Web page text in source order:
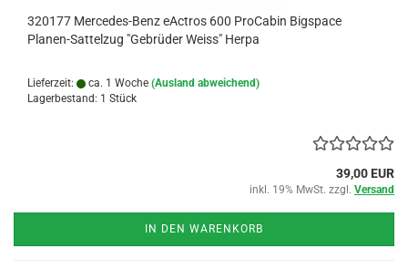
320177 Mercedes-Benz eActros 600 ProCabin Bigspace
Planen-Sattelzug "Gebrüder Weiss" Herpa
Lieferzeit: ca. 1 Woche (Ausland abweichend)
Lagerbestand: 1 Stück
39,00 EUR
inkl. 19% MwSt. zzgl. Versand
IN DEN WARENKORB